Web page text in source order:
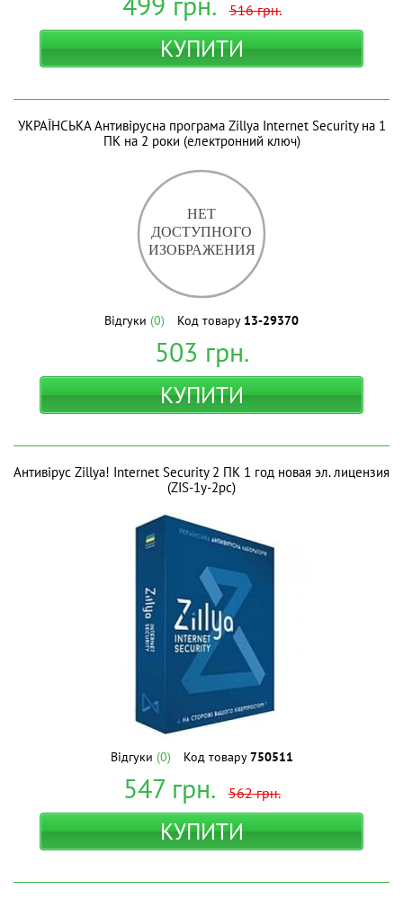
516грн.
КУПИТИ
УКРАЇНСЬКА Антивірусна програма Zillya Internet Security на 1
ПК на 2 роки (електронний ключ)
Відгуки (0) Код товару 13-29370
503 грн.
КУПИТИ
Антивірус Zillya! Internet Security 2 ПК 1 год новая эл. лицензия
(ZIS-1y-2pc)
Відгуки (0) Код товару750511
547грн. 562грн.
КУПИТИ